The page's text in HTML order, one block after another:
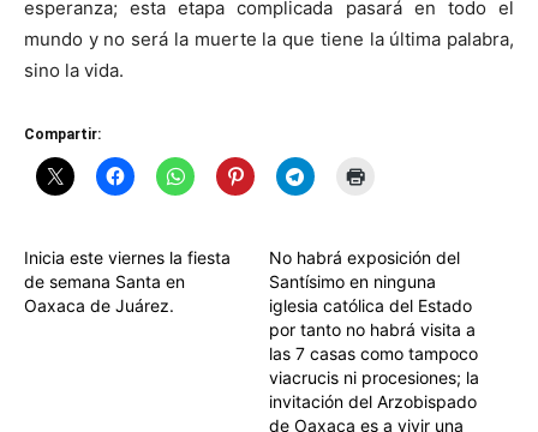
esperanza; esta etapa complicada pasará en todo el
mundo y no será la muerte la que tiene la última palabra,
sino la vida.
Compartir:
Inicia este viernes la fiesta
de semana Santa en
Oaxaca de Juárez.
No habrá exposición del
Santísimo en ninguna
iglesia católica del Estado
por tanto no habrá visita a
las 7 casas como tampoco
viacrucis ni procesiones; la
invitación del Arzobispado
de Oaxaca es a vivir una